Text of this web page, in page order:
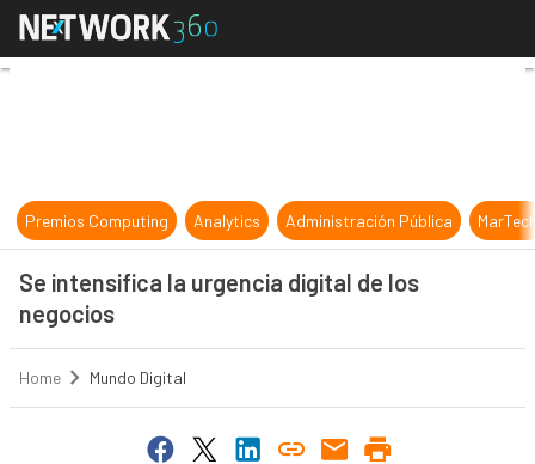
Se intensifica la urgencia digital
Premios Computing Analytics Administración Pública
Se intensifica la urgencia digital de los
negocios
Home Mundo Digital